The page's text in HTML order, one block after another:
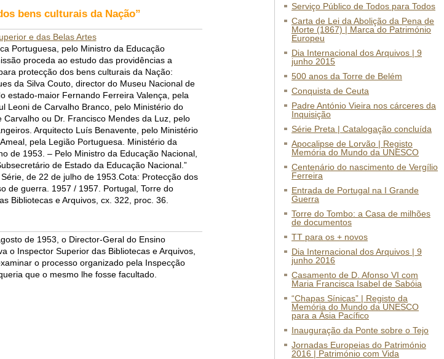
bens culturais da Nação”
e das Belas Artes
Portuguesa, pelo Ministro da Educação
proceda ao estudo das providências a
protecção dos bens culturais da Nação:
da Silva Couto, director do Museu Nacional de
estado-maior Fernando Ferreira Valença, pela
Leoni de Carvalho Branco, pelo Ministério do
Carvalho ou Dr. Francisco Mendes da Luz, pelo
Arquitecto Luís Benavente, pelo Ministério
pela Legião Portuguesa. Ministério da
de 1953. – Pelo Ministro da Educação Nacional,
de Estado da Educação Nacional.”
de 22 de julho de 1953.Cota: Protecção dos
de guerra. 1957 / 1957. Portugal, Torre do
Bibliotecas e Arquivos, cx. 322, proc. 36.
de 1953, o Director-Geral do Ensino
o Inspector Superior das Bibliotecas e Arquivos,
o processo organizado pela Inspecção
que o mesmo lhe fosse facultado.
Serviço Público de Todos para Todos
Carta de Lei da Abolição da Pena de
Morte (1867) | Marca do Património
Europeu
Dia Internacional dos Arquivos | 9
junho 2015
500 anos da Torre de Belém
Conquista de Ceuta
Padre António Vieira nos cárceres da
Inquisição
Série Preta | Catalogação concluída
Apocalipse de Lorvão | Registo
Memória do Mundo da UNESCO
Centenário do nascimento de Vergílio
Ferreira
Entrada de Portugal na I Grande
Guerra
Torre do Tombo: a Casa de milhões
de documentos
TT para os + novos
Dia Internacional dos Arquivos | 9
junho 2016
Casamento de D. Afonso VI com
Maria Francisca Isabel de Sabóia
“Chapas Sínicas” | Registo da
Memória do Mundo da UNESCO
para a Ásia Pacífico
Inauguração da Ponte sobre o Tejo
Jornadas Europeias do Património
2016 | Património com Vida